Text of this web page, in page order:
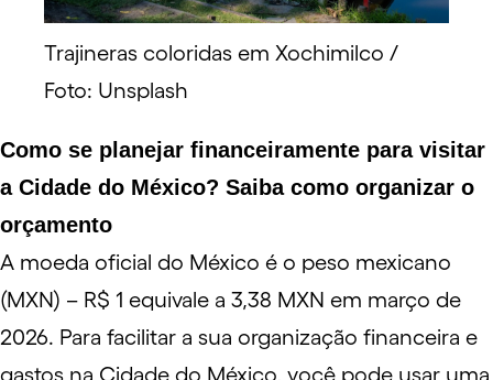
Trajineras coloridas em Xochimilco /
Foto: Unsplash
Como se planejar financeiramente para visitar
a Cidade do México? Saiba como organizar o
orçamento
A moeda oficial do México é o peso mexicano
(MXN) – R$ 1 equivale a 3,38 MXN em março de
2026. Para facilitar a sua organização financeira e
gastos na Cidade do México, você pode usar uma